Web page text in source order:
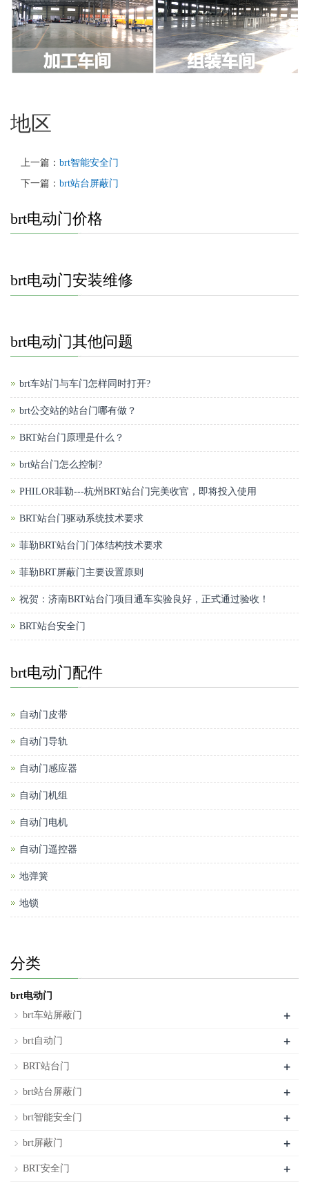
地区
上一篇： brt智能安全门
下一篇： brt站台屏蔽门
brt电动门价格
brt电动门安装维修
brt电动门其他问题
brt车站门与车门怎样同时打开?
brt公交站的站台门哪有做？
BRT站台门原理是什么？
brt站台门怎么控制?
PHILOR菲勒---杭州BRT站台门完美收官，即将投入使用
BRT站台门驱动系统技术要求
菲勒BRT站台门门体结构技术要求
菲勒BRT屏蔽门主要设置原则
祝贺：济南BRT站台门项目通车实验良好，正式通过验收！
BRT站台安全门
brt电动门配件
自动门皮带
自动门导轨
自动门感应器
自动门机组
自动门电机
自动门遥控器
地弹簧
地锁
分类
brt电动门
brt车站屏蔽门
+
brt自动门 +
BRT站台门 +
brt站台屏蔽门 +
brt智能安全门 +
brt屏蔽门 +
BRT安全门 +